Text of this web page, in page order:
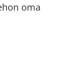
oma